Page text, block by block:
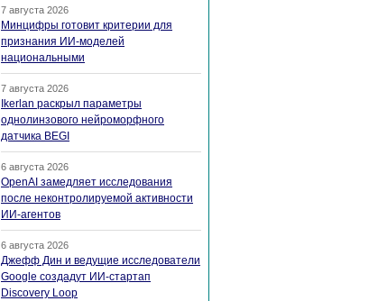
7 августа 2026
Минцифры готовит критерии для
признания ИИ-моделей
национальными
7 августа 2026
Ikerlan раскрыл параметры
однолинзового нейроморфного
датчика BEGI
6 августа 2026
OpenAI замедляет исследования
после неконтролируемой активности
ИИ-агентов
6 августа 2026
Джефф Дин и ведущие исследователи
Google создадут ИИ-стартап
Discovery Loop